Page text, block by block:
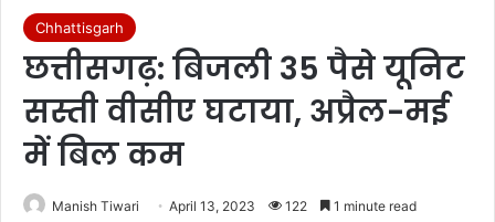
Chhattisgarh
छत्तीसगढ़: बिजली 35 पैसे यूनिट
सस्ती वीसीए घटाया, अप्रैल-मई
में बिल कम
Manish Tiwari April 13, 2023 122 1 minute read